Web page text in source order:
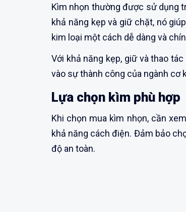
Kìm nhọn thường được sử dụng
khả năng kẹp và giữ chặt, nó
kim loại một cách dễ dàng và
Với khả năng kẹp, giữ và thao
vào sự thành công của ngành cơ
Lựa chọn kìm phù hợp
Khi chọn mua kìm nhọn, cần
khả năng cách điện. Đảm bảo
độ an toàn.